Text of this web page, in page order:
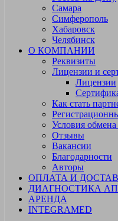
Самара
Симферополь
Хабаровск
Челябинск
О КОМПАНИИ
Реквизиты
Лицензии и
Лицензии
Как стать
Условия обмена
Отзывы
Вакансии
Благодарности
Авторы
ОПЛАТА И
ДИАГНОСТИКА
АРЕНДА
INTEGRAMED